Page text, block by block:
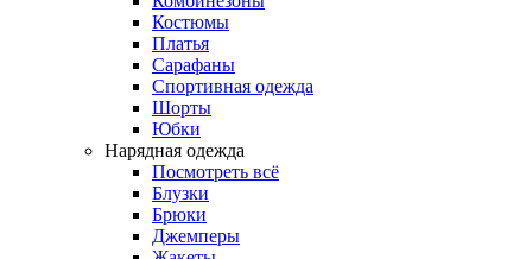
Костюмы
Платья
Сарафаны
Спортивная одежда
Шорты
Юбки
Нарядная одежда
Посмотреть всё
Блузки
Брюки
Джемперы